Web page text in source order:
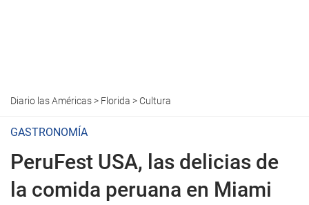
Diario las Américas> Florida > Cultura
GASTRONOMÍA
PeruFest USA, las delicias de
la comida peruana en Miami